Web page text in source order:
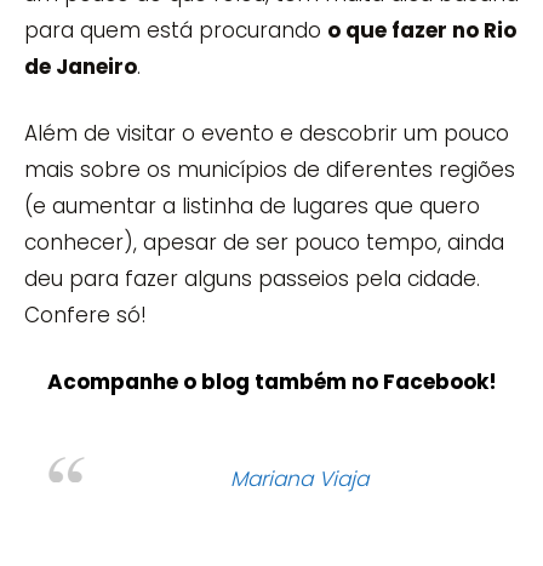
para quem está procurando o que fazer no Rio
de Janeiro.
Além de visitar o evento e descobrir um pouco
mais sobre os municípios de diferentes regiões
(e aumentar a listinha de lugares que quero
conhecer), apesar de ser pouco tempo, ainda
deu para fazer alguns passeios pela cidade.
Confere só!
Acompanhe o blog também no Facebook!
Mariana Viaja